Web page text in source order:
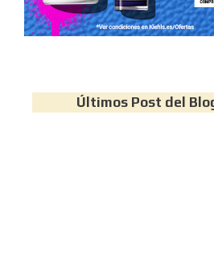
Últimos Post del